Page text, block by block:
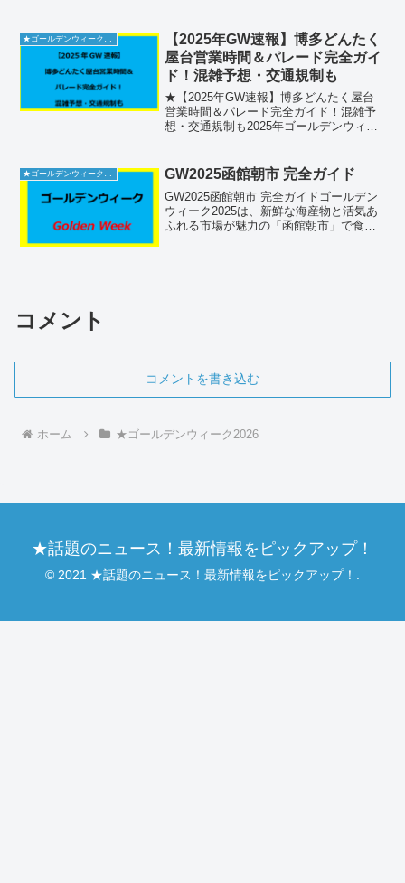
さんです。最新の家電からゲーム、
DVD...
★ゴールデンウィーク2026
【2025年GW速報】博多どんたく
屋台営業時間＆パレード完全ガイ
ド！混雑予想・交通規制も
★【2025年GW速報】博多どんたく屋台
営業時間＆パレード完全ガイド！混雑予
想・交通規制も2025年ゴールデンウィー
間や設置場所、パレード日程・ルート、
交通規制マッ...
★ゴールデンウィーク2026 GW2025函館朝市 完全ガイド
GW2025函館朝市 完全ガイドゴールデン
ウィーク2025は、新鮮な海産物と活気あ
ふれる市場が魅力の「函館朝市」で食と
コメント
コメントを書き込む
ホーム ★ゴールデンウィーク2026
★話題のニュース！最新情報をピックアップ！
© 2021 ★話題のニュース！最新情報をピックアップ！.